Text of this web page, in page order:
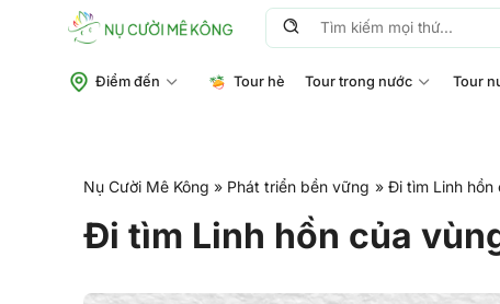
Tìm
Điểm đến Tour hè Tour trong nước Tour
Nụ Cười Mê Kông » Phát triển bền vững » Đi tìm Linh hồn
Đi tìm Linh hồn của